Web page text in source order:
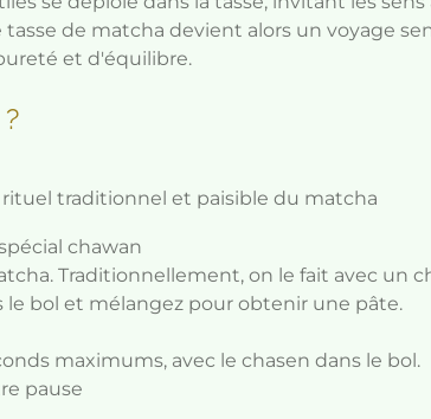
de matcha devient alors un voyage
et d'équilibre.
traditionnel et paisible du matcha
chawan
Traditionnellement, on le fait avec un
bol et mélangez pour obtenir une pâte.
maximums, avec le chasen dans le bol.
pause